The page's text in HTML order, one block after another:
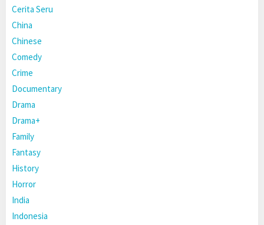
Cerita Seru
China
Chinese
Comedy
Crime
Documentary
Drama
Drama+
Family
Fantasy
History
Horror
India
Indonesia